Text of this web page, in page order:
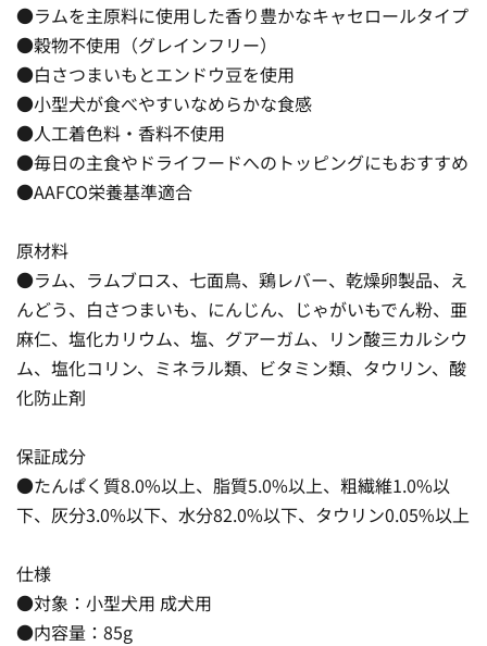
●ラムを主原料に使用した香り豊かなキャセロールタイプ
●穀物不使用（グレインフリー）
●白さつまいもとエンドウ豆を使用
●小型犬が食べやすいなめらかな食感
●人工着色料・香料不使用
●毎日の主食やドライフードへのトッピングにもおすすめ
●AAFCO栄養基準適合
原材料
●ラム、ラムブロス、七面鳥、鶏レバー、乾燥卵製品、え
んどう、白さつまいも、にんじん、じゃがいもでん粉、亜
麻仁、塩化カリウム、塩、グアーガム、リン酸三カルシウ
ム、塩化コリン、ミネラル類、ビタミン類、タウリン、酸
化防止剤
保証成分
●たんぱく質8.0%以上、脂質5.0%以上、粗繊維1.0%以
下、灰分3.0%以下、水分82.0%以下、タウリン0.05%以上
仕様
●対象：小型犬用 成犬用
●内容量：85g